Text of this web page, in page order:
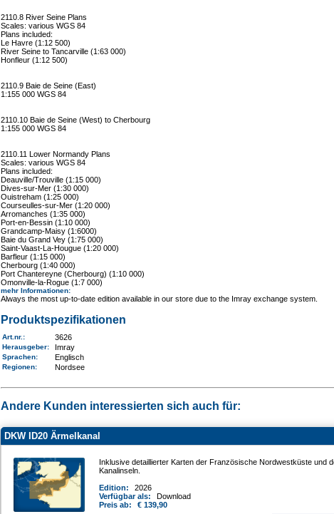
2110.8 River Seine Plans
Scales: various WGS 84
Plans included:
Le Havre (1:12 500)
River Seine to Tancarville (1:63 000)
Honfleur (1:12 500)
2110.9 Baie de Seine (East)
1:155 000 WGS 84
2110.10 Baie de Seine (West) to Cherbourg
1:155 000 WGS 84
2110.11 Lower Normandy Plans
Scales: various WGS 84
Plans included:
Deauville/Trouville (1:15 000)
Dives-sur-Mer (1:30 000)
Ouistreham (1:25 000)
Courseulles-sur-Mer (1:20 000)
Arromanches (1:35 000)
Port-en-Bessin (1:10 000)
Grandcamp-Maisy (1:6000)
Baie du Grand Vey (1:75 000)
Saint-Vaast-La-Hougue (1:20 000)
Barfleur (1:15 000)
Cherbourg (1:40 000)
Port Chantereyne (Cherbourg) (1:10 000)
Omonville-la-Rogue (1:7 000)
mehr Informationen:
Always the most up-to-date edition available in our store due to the Imray exchange system.
Produktspezifikationen
Art.nr. : 3626
Herausgeber: Imray
Sprachen: Englisch
Regionen: Nordsee
Andere Kunden interessierten sich auch für:
DKW ID20 Ärmelkanal
Inklusive detaillierter Karten der Französische Nordwestküste und
Kanalinseln.
Edition:
2026
Verfügbar als:
Download
Preis ab:
€ 139,90